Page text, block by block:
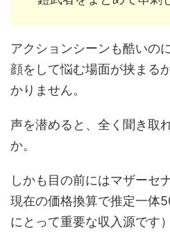
アクションシーンも酷いの
顔をして悩む場面が挟まる
かりません。
声を潜めると、全く聞き取
か。
しかも目の前にはマザーセ
現在の価格換算で推定一体
にとって重要な収入源です）